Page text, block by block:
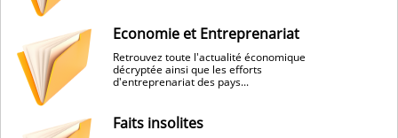
Economie et Entreprenariat
Retrouvez toute l'actualité économique
décryptée ainsi que les efforts
d'entreprenariat des pays...
Faits insolites